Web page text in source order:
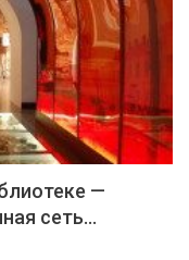
—
сеть…